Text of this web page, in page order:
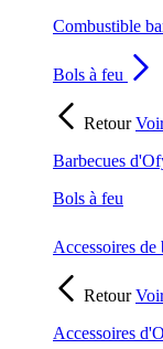
Combustible
Bols à feu
Retour
Barbecues
Bols à feu
Accessoires de
Retour
Accessoires